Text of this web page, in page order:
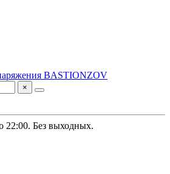
×
22:00. Без выходных.